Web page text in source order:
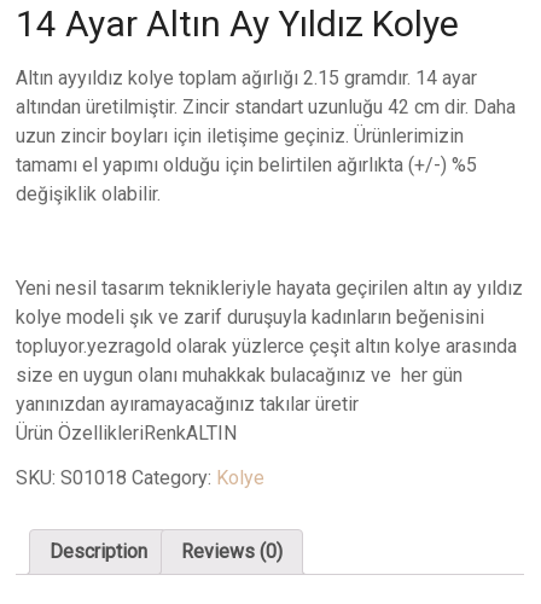
14 Ayar Altın Ay Yıldız Kolye
Altın ayyıldız kolye toplam ağırlığı 2.15 gramdır. 14 ayar
altından üretilmiştir. Zincir standart uzunluğu 42 cm dir. Daha
uzun zincir boyları için iletişime geçiniz. Ürünlerimizin
tamamı el yapımı olduğu için belirtilen ağırlıkta (+/-) %5
değişiklik olabilir.
Yeni nesil tasarım teknikleriyle hayata geçirilen altın ay yıldız
kolye modeli şık ve zarif duruşuyla kadınların beğenisini
topluyor.yezragold olarak yüzlerce çeşit altın kolye arasında
size en uygun olanı muhakkak bulacağınız ve her gün
yanınızdan ayıramayacağınız takılar üretir
Ürün ÖzellikleriRenkALTIN
SKU:S01018 Category: Kolye
Description Reviews (0)